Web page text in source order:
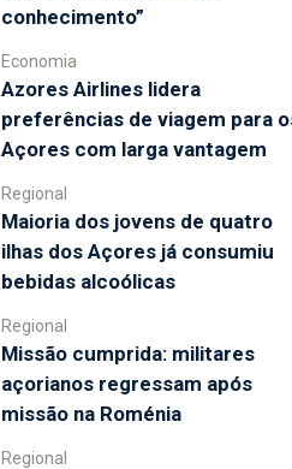
conhecimento”
Economia
Azores Airlines lidera
preferências de viagem para
Açores com larga vantagem
Regional
Maioria dos jovens de quatro
ilhas dos Açores já consumiu
bebidas alcoólicas
Regional
Missão cumprida: militares
açorianos regressam após
missão na Roménia
Regional